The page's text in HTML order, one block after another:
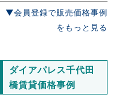
▼会員登録で販売価格事例
をもっと見る
ダイアパレス千代田
橋賃貸価格事例